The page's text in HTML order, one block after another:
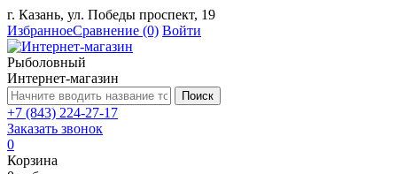
г. Казань, ул. Победы проспект, 19
ИзбранноеСравнение (0) Войти
Рыболовный
Интернет-магазин
Поиск
+7 (843) 224-27-17
Заказать звонок
0
Корзина